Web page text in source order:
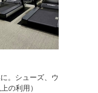
。シューズ、ウ
の利用）